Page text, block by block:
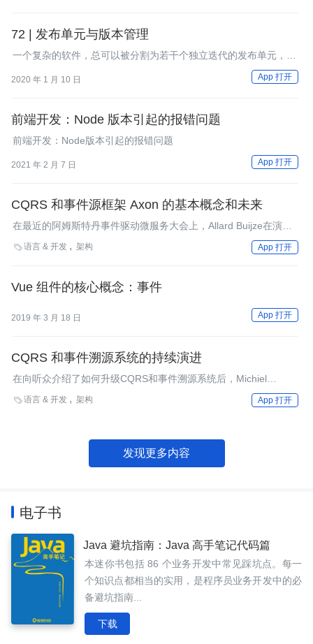
72 | 发布单元与版本管理
一个复杂的软件，总可以被分割为若干个独立迭代的发布单元，以
2020 年 1 月 10 日 App 打开
前端开发：Node 版本引起的报错问题
前端开发：Node版本引起的报错问题
2021 年 2 月 7 日 App 打开
CQRS 和事件源框架 Axon 的基本概念和未来
在最近的阿姆斯特丹事件驱动微服务大会上，Allard Buijze在演讲
中介绍了Axon的基本概念、历史和未来。该框架面向以DDD、事
件源和CQRS为基础的系统。Axon Framework的应用正在迅速增
语言 & 开发 架构 App 打开
Vue 组件的核心概念：事件
2019 年 3 月 18 日 App 打开
CQRS 和事件溯源系统的持续演进
在向听众介绍了如何升级CQRS和事件溯源系统后，Michiel
Overeem提出了一个论点：不少与事件溯源系统打交道的人，对其
中的挑战缺乏认知和理解，并不知道如何解决问题。近期在阿姆斯
点是如何促使他去开展一些探索性研究，实现此类系统的持续演
语言 & 开发 架构 App 打开
发现更多内容
电子书
Java 避坑指南：Java 高手笔记代码篇
本迷你书包括 86 个业务开发中常见踩坑点。每一
个知识点都相当的实用，是程序员业务开发中的必
备避坑指南...
下载